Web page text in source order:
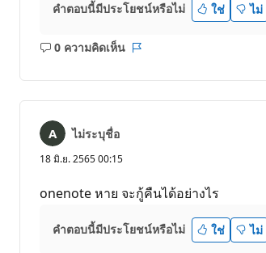
คำตอบนี้มีประโยชน์หรือไม่ ใช่ ไม่
0 ความคิดเห็น
ไม่มี
ไม่ระบุชื่อ
18 มิ.ย. 2565 00:15
onenote หาย จะกู้คืนได้อย่างไร
คำตอบนี้มีประโยชน์หรือไม่ ใช่ ไม่